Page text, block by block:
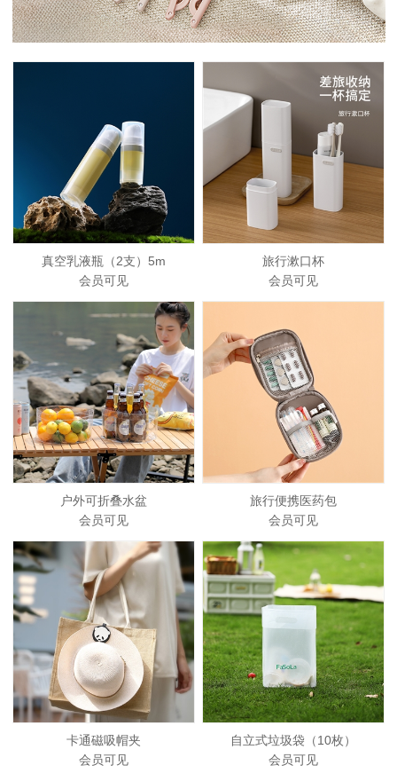
真空乳液瓶（2支）5m
会员可见
旅行漱口杯
会员可见
户外可折叠水盆
会员可见
旅行便携医药包
会员可见
卡通磁吸帽夹
会员可见
自立式垃圾袋（10枚）
会员可见